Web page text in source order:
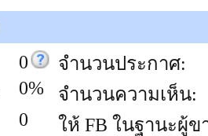
0
0%
0
จำนวนประกาศ:
จำนวนความเห็น:
ให้ FB ในฐานะผู้ข